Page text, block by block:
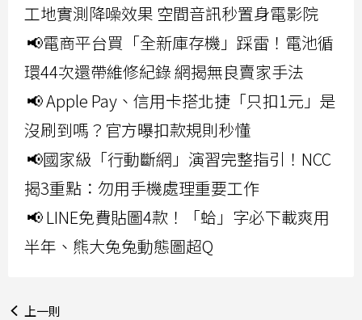
工地實測降噪效果 空間音訊秒置身電影院
📢電商平台買「全新庫存機」踩雷！電池循
環44次還帶維修紀錄 網揭無良賣家手法
📢 Apple Pay、信用卡搭北捷「只扣1元」是
沒刷到嗎？官方曝扣款規則秒懂
📢國家級「行動斷網」演習完整指引！NCC
揭3重點：勿用手機處理重要工作
📢 LINE免費貼圖4款！「蛤」字必下載爽用
半年、熊大兔兔動態圖超Q
上一則